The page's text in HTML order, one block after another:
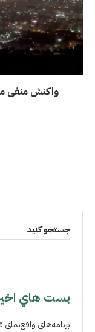
واکنش منفی
جستجو کنید
بست هاي
برنامه‌های